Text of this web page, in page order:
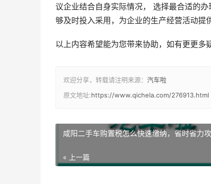
议企业结合自身实际情况， 选择最合适的
够及时投入采用，为企业的生产经营活动提
以上内容希望能为您带来协助，如有更更多
欢迎分享，转载请注明来源： 汽车啦
原文地址:https://www.qichela.com/276913.html
咸阳二手车购置税怎么快速缴纳，省时省力攻
« 上一篇